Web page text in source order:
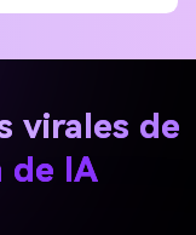
virales de
de IA